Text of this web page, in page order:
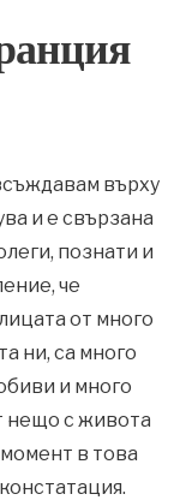
върху
и е свързана
познати и
че
от много
ни, са много
и много
нещо с живота
в това